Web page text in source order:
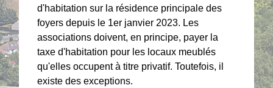
d'habitation sur la résidence principale des
foyers depuis le 1er janvier 2023. Les
associations doivent, en principe, payer la
taxe d'habitation pour les locaux meublés
qu'elles occupent à titre privatif. Toutefois, il
existe des exceptions.